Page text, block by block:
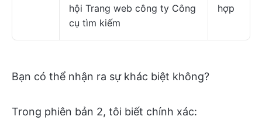
hội Trang web công ty Công
cụ tìm kiếm
hợp
Bạn có thể nhận ra sự khác biệt không?
Trong phiên bản 2, tôi biết chính xác: